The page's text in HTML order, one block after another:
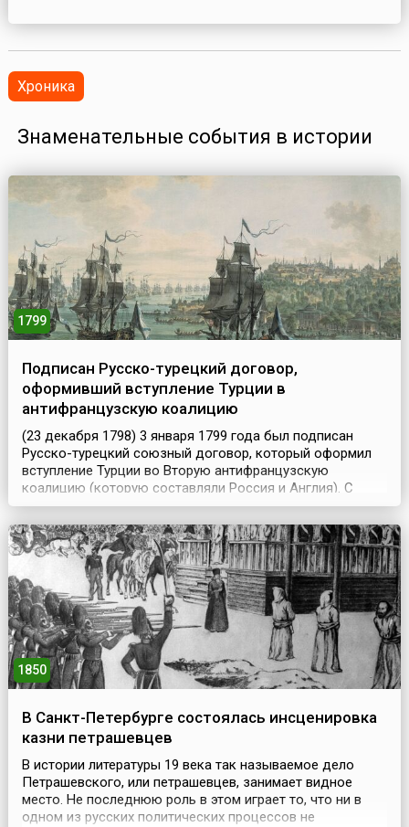
Хроника
Знаменательные события в истории
1799
Подписан Русско-турецкий договор,
оформивший вступление Турции в
антифранцузскую коалицию
(23 декабря 1798) 3 января 1799 года был подписан
Русско-турецкий союзный договор, который оформил
вступление Турции во Вторую антифранцузскую
коалицию (которую составляли Россия и Англия). С
российской стороны его подписал В.С. Тамара (русский
дипломат, чрезвычайный посланник и полномочный
министр в Константинополе), а от имени Турции – Ахмед
Ариф и Эссеид Ибрагим бей.Тенденция к сближению Ту...
1850
В Санкт-Петербурге состоялась инсценировка
казни петрашевцев
В истории литературы 19 века так называемое дело
Петрашевского, или петрашевцев, занимает видное
место. Не последнюю роль в этом играет то, что ни в
одном из русских политических процессов не